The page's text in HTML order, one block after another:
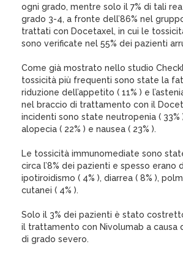
ogni grado, mentre solo il 7% di tali
grado 3-4, a fronte dell’86% nel
trattati con Docetaxel, in cui le
sono verificate nel 55% dei pazienti
Come già mostrato nello studio
tossicità più frequenti sono state la
riduzione dell’appetito ( 11% ) e
nel braccio di trattamento con il
incidenti sono state neutropenia ( 33%
alopecia ( 22% ) e nausea ( 23% ).
Le tossicità immunomediate sono
circa l’8% dei pazienti e spesso erano
ipotiroidismo ( 4% ), diarrea ( 8% ),
cutanei ( 4% ).
Solo il 3% dei pazienti è stato
il trattamento con Nivolumab a causa
di grado severo.